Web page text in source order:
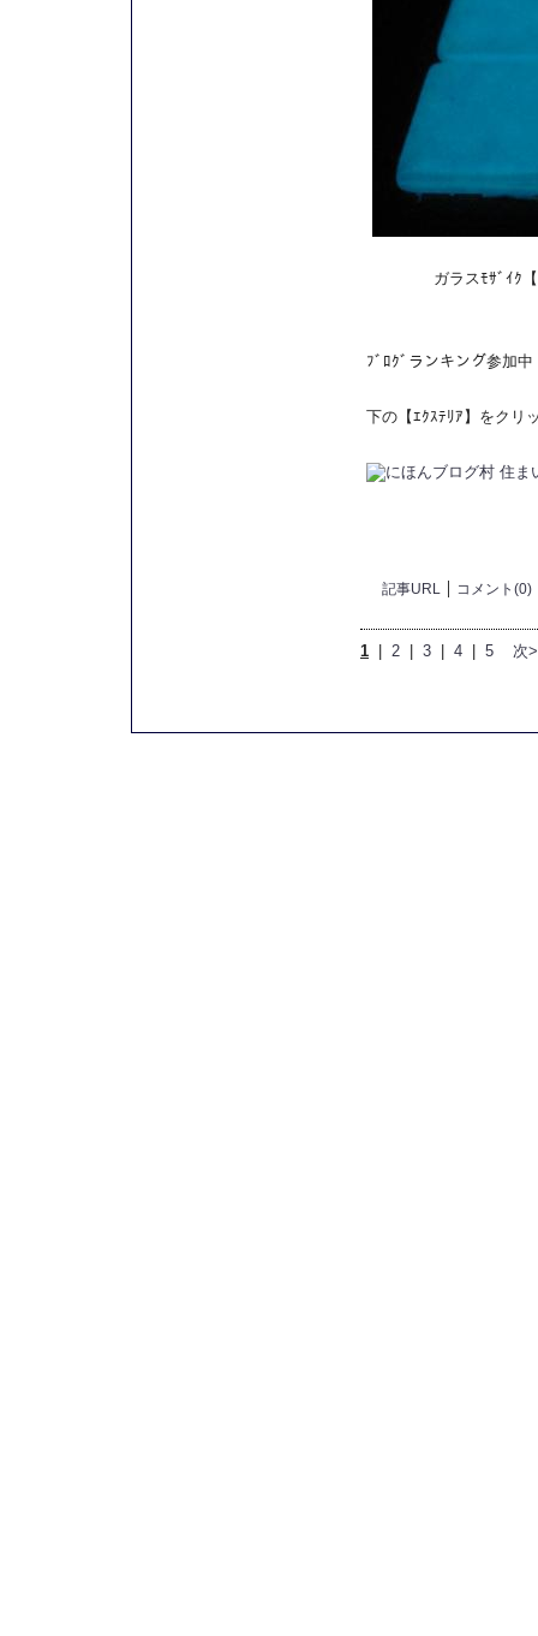
ガラスﾓｻﾞｲｸ【
ﾌﾞﾛｸﾞランキング参加中
下の【ｴｸｽﾃﾘｱ】をクリ
記事URL コメント(0)
1 2 3 4 5 次>